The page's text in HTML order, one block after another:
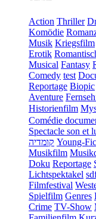
Action Thriller
Komödie
Musik Kriegsfilm
Erotik
Musical Fantasy
Comedy test
Reportage Biopic
Aventure
Historienfilm
Comédie
Spectacle son et
קומדיה Young-
Musikfilm
Doku Reportage
Lichtspektakel
Filmfestival
Spielfilm Genres
Crime TV-Show